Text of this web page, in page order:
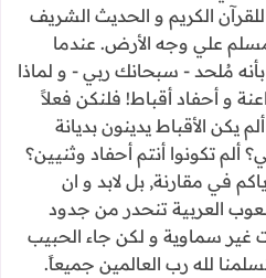
للقرآن الكريم و الحديث الشريف
علي وجه الأرض. عندما
مُلحد - سبحانك ربي - و لماذا
و أحفاد أقباط! فلنكن فعلاً
يكن الأقباط يدينون بديانة
تكونوا أنتم أحفاد وثنيين؟
في مقارنة, بل لابد و ان
العربية تنحدر من جدود
غير سماوية و لكن جاء الحبيب
لله رب العالمين جميعاً.